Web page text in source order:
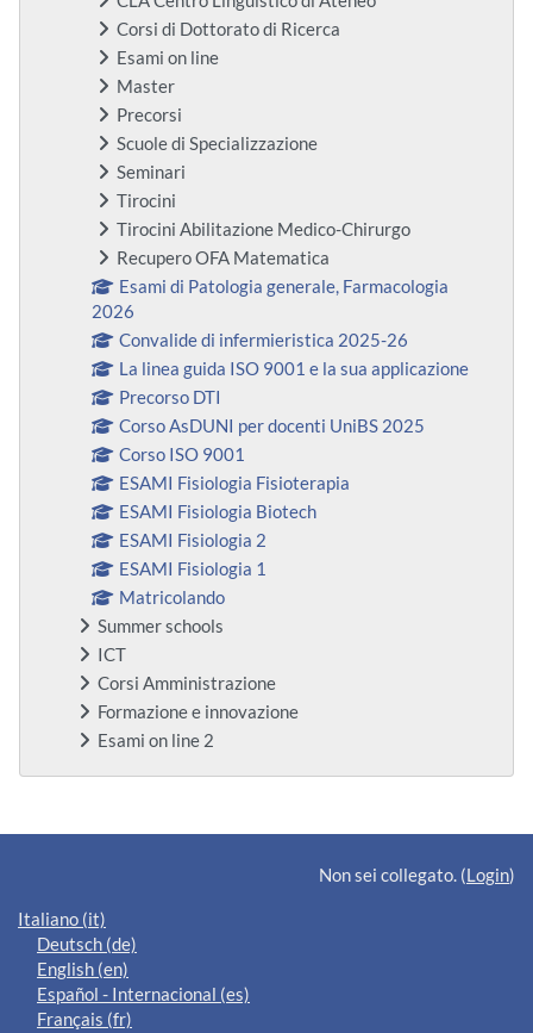
Corsi di Dottorato di Ricerca
Esami on line
Master
Precorsi
Scuole di Specializzazione
Seminari
Tirocini
Tirocini Abilitazione Medico-Chirurgo
Recupero OFA Matematica
Esami di Patologia generale, Farmacologia
2026
Convalide di infermieristica 2025-26
La linea guida ISO 9001 e la sua applicazione
Precorso DTI
Corso AsDUNI per docenti UniBS 2025
Corso ISO 9001
ESAMI Fisiologia Fisioterapia
ESAMI Fisiologia Biotech
ESAMI Fisiologia 2
ESAMI Fisiologia 1
Matricolando
Summer schools
ICT
Corsi Amministrazione
Formazione e innovazione
Esami on line 2
Blocchi supplementari
Non sei collegato. (Login)
Italiano ‎(it)‎
Deutsch ‎(de)‎
English ‎(en)‎
Español - Internacional ‎(es)‎
Français ‎(fr)‎